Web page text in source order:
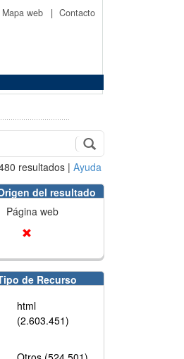
Mapa web | Contacto
resultados | Ayuda
del resultado
Página web
de Recurso
html
(2.603.451)